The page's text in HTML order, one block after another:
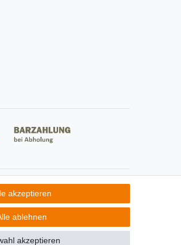
Media
akzeptieren
ablehnen
akzeptieren